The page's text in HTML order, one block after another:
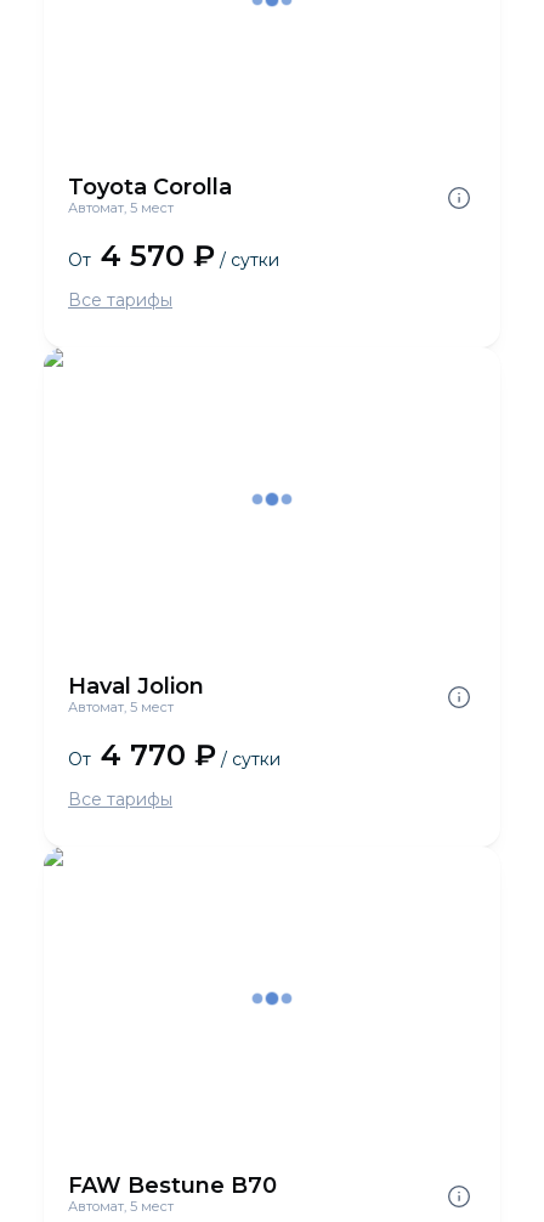
Toyota Corolla
Автомат, 5 мест
От 4 570 ₽ / сутки
Все тарифы
Haval Jolion
Автомат, 5 мест
От 4 770 ₽ / сутки
Все тарифы
FAW Bestune B70
Автомат, 5 мест